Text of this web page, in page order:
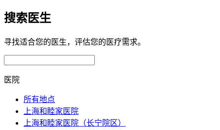
搜索医生
寻找适合您的医生，评估您的医疗需求。
医院
所有地点
上海和睦家医院
上海和睦家医院（长宁院区）